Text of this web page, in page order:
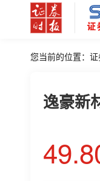
您当前的位置：
逸豪新